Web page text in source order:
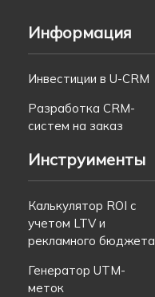
Информация
Инвестиции в U-CRM
Разработка CRM-
систем на заказ
Инструименты
Калькулятор ROI с
учетом LTV и
рекламного бюджета
Генератор UTM-
меток